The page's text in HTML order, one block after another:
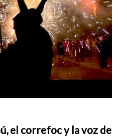
el correfoc y la voz de